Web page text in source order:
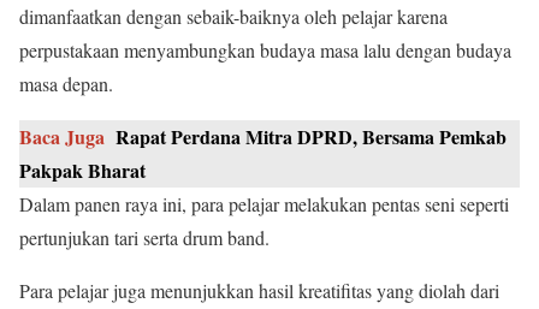
dimanfaatkan dengan sebaik-baiknya oleh pelajar karena
perpustakaan menyambungkan budaya masa lalu dengan budaya
masa depan.
Baca Juga Rapat Perdana Mitra DPRD, Bersama Pemkab
Pakpak Bharat
Dalam panen raya ini, para pelajar melakukan pentas seni seperti
pertunjukan tari serta drum band.
Para pelajar juga menunjukkan hasil kreatifitas yang diolah dari